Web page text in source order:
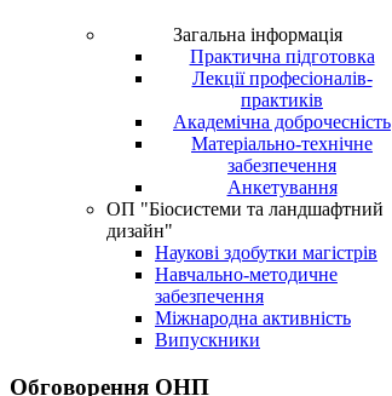
Загальна інформація
Практична підготовка
Лекції професіоналів-
практиків
Академічна доброчесність
Матеріально-технічне
забезпечення
Анкетування
ОП "Біосистеми та ландшафтний
дизайн"
Наукові здобутки магістрів
Навчально-методичне
забезпечення
Міжнародна активність
Випускники
Обговорення ОНП